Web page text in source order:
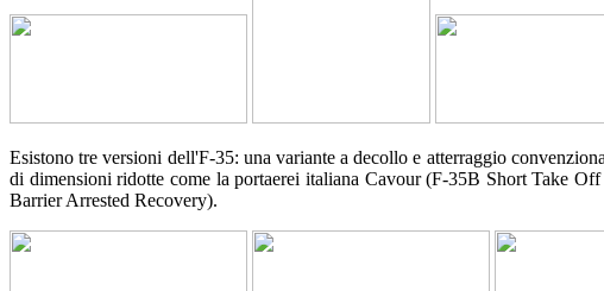
Esistono tre versioni dell'F-35: una variante a decollo e atterraggio
di dimensioni ridotte come la portaerei italiana Cavour (F-35B Short Take
Barrier Arrested Recovery).